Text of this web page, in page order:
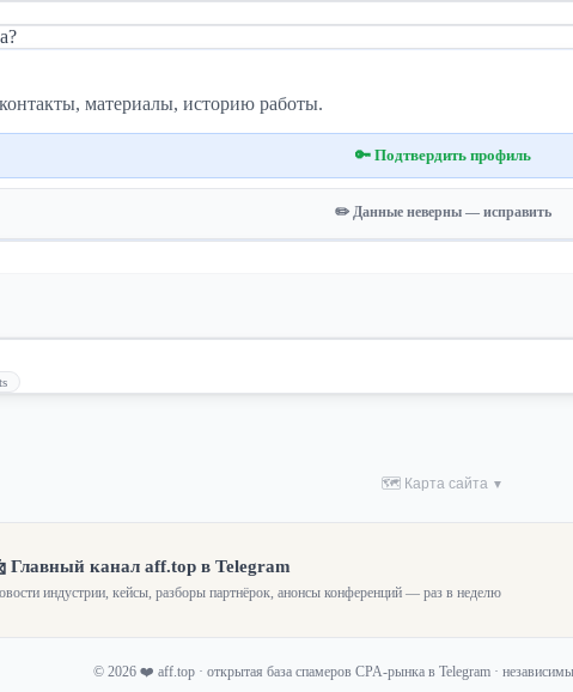
материалы, историю работы.
🔑 Подтвердить профиль
✏️ Данные неверны — исправить
🗺 Карта сайта ▼
Главный канал aff.top в Telegram
индустрии, кейсы, разборы партнёрок, анонсы конференций — раз в неделю
© 2026 ❤️ aff.top · открытая база спамеров CPA-рынка в Telegram ·